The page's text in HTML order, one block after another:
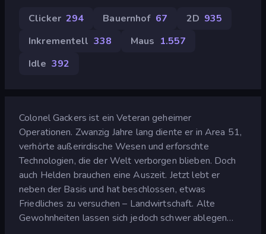
Clicker 294 Bauernhof 67 2D 935
Inkrementell 338 Maus 1.557
Idle 392
Colonel Gackers ist ein Veteran geheimer
Operationen. Zwanzig Jahre lang diente er in Area 51,
verhörte außerirdische Wesen und erforschte
Technologien, die der Welt verborgen blieben. Doch
auch Helden brauchen eine Auszeit. Jetzt lebt er
neben der Basis und hat beschlossen, etwas
Friedliches zu versuchen – Landwirtschaft. Alte
Gewohnheiten lassen sich jedoch schwer ablegen…